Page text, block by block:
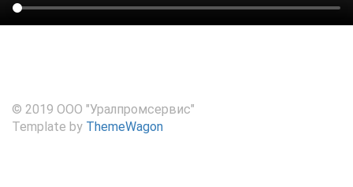
© 2019 ООО "Уралпромсервис"
Template by ThemeWagon